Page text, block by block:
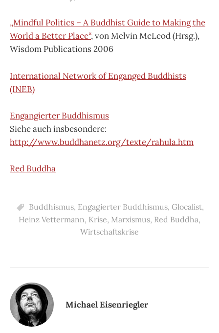
„Mindful Politics – A Buddhist Guide to Making the
World a Better Place“, von Melvin McLeod (Hrsg.),
Wisdom Publications 2006
International Network of Enganged Buddhists
(INEB)
Engangierter Buddhismus
Siehe auch insbesondere:
http://www.buddhanetz.org/texte/rahula.htm
Red Buddha
Buddhismus, Engagierter Buddhismus, Glocalist,
Heinz Vettermann, Krise, Marxismus, Red Buddha,
Wirtschaftskrise
Michael Eisenriegler